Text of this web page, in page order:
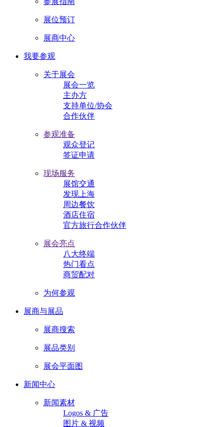
展位预订
展商中心
我要参观
关于展会
展会一览
主办方
支持单位/协会
合作伙伴
参观准备
观众登记
签证申请
现场服务
展馆交通
发现上海
周边餐饮
酒店住宿
官方旅行合作伙伴
展会亮点
八大终端
热门看点
商贸配对
为何参观
展商与展品
展商搜索
展品类别
展会平面图
新闻中心
新闻素材
Logos & 广告
图片 & 视频